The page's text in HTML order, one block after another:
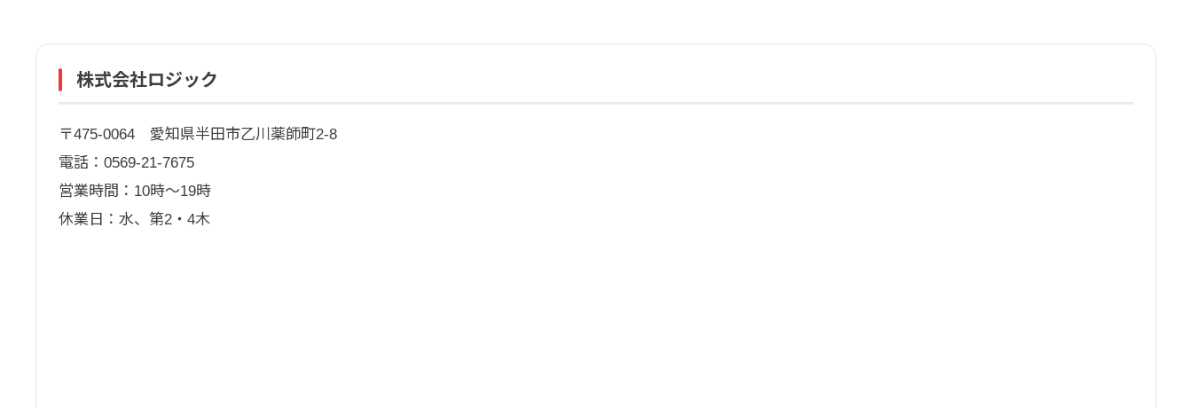
株式会社ロジック
〒475-0064 愛知県半田市乙川薬師町2-8
電話：0569-21-7675
営業時間：10時～19時
休業日：水、第2・4木